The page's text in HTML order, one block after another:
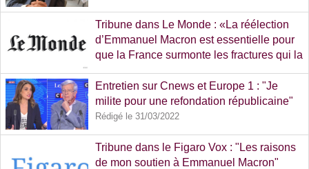
Tribune dans Le Monde : «La réélection
d’Emmanuel Macron est essentielle pour
que la France surmonte les fractures qui la
Rédigé le 19/04/2022
Entretien sur Cnews et Europe 1 : "Je
milite pour une refondation républicaine"
Rédigé le 31/03/2022
Tribune dans le Figaro Vox : "Les raisons
de mon soutien à Emmanuel Macron"